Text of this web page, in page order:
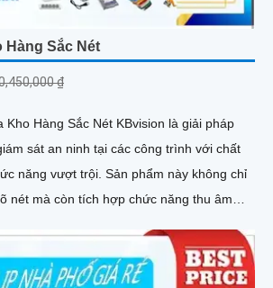
Hàng Sắc Nét
₫
Kho Hàng Sắc Nét KBvision là giải pháp
sát an ninh tại các công trình với chất
Sản phẩm này không chỉ
nét mà còn tích hợp chức năng thu âm